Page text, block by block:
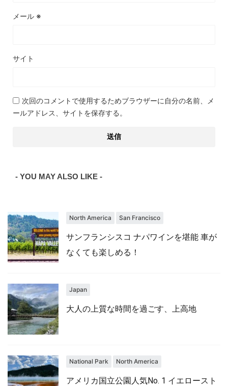
メール ※
サイト
次回のコメントで使用するためブラウザーに自分の名前、メ
ールアドレス、サイトを保存する。
- YOU MAY ALSO LIKE -
North America San Francisco
サンフランシスコ ナパワインを堪能 車が
なくても楽しめる！
Japan
大人の上質な時間を過ごす、上高地
National Park North America
アメリカ国立公園人気No. 1 イエロースト